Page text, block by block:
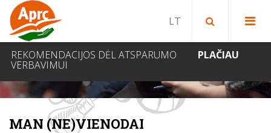
REKOMENDACIJOS DĖL ATSPARUMO
VERBAVIMUI
PLAČIAU
Paieška bibliotekoje
NAUJIENOS
MAN (NE)VIENODAI